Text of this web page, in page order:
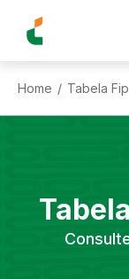
Home / Tabela